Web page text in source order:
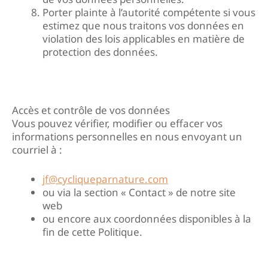
Porter plainte à l’autorité compétente si vous
estimez que nous traitons vos données en
violation des lois applicables en matière de
protection des données.
Accès et contrôle de vos données
Vous pouvez vérifier, modifier ou effacer vos
informations personnelles en nous envoyant un
courriel à :
jf@cycliqueparnature.com
ou via la section « Contact » de notre site
web
ou encore aux coordonnées disponibles à la
fin de cette Politique.